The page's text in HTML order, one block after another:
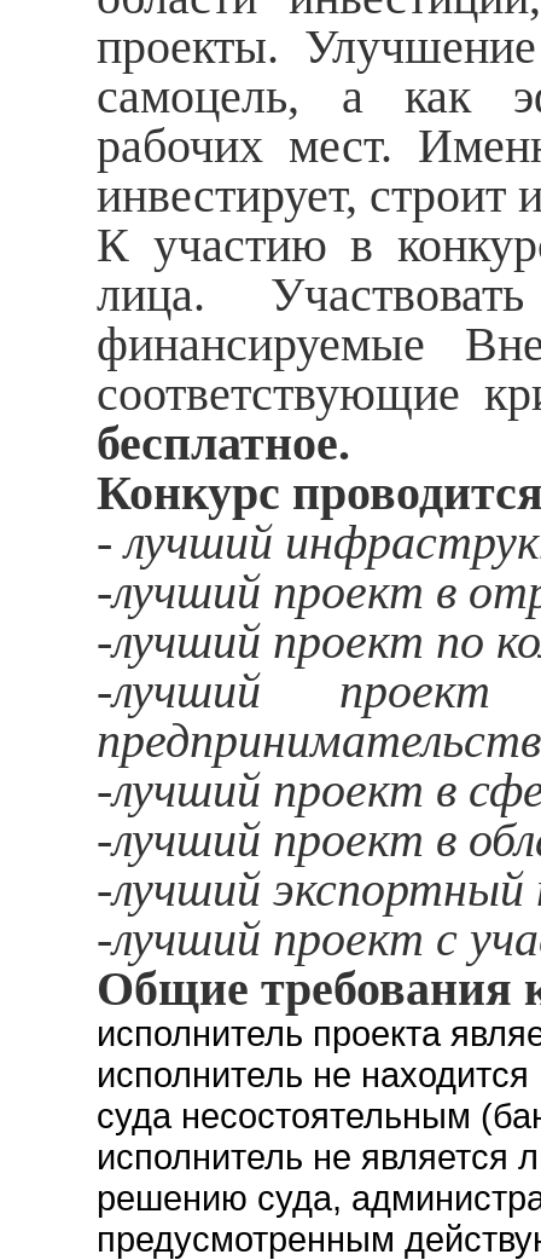
проекты.
самоцель, а как
рабочих мест.
инвестирует, строит
К участию в
лица.
финансируемые
соответствующие
бесплатное.
Конкурс
- лучший
-лучший проект в
-лучший проект по
-лучший
-лучший проект в
-лучший проект в
-лучший
-лучший проект с
Общие требования
исполнитель проекта
исполнитель не
суда несостоятельным
исполнитель не является
решению суда,
предусмотренным